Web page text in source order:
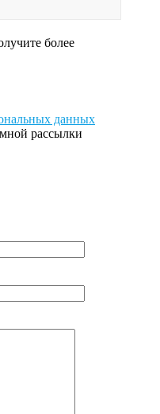
более
данных
рассылки